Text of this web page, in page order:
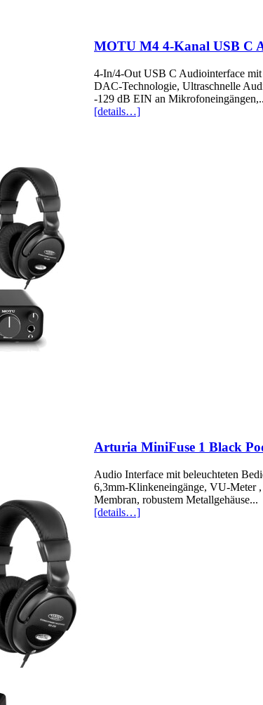
MOTU M4 4-Kanal USB C
4-In/4-Out USB C Audiointerface
DAC-Technologie, Ultraschnelle
-129 dB EIN an
[details…]
Arturia MiniFuse 1 Black
Audio Interface mit beleuchteten
6,3mm-Klinkeneingänge, VU-Meter
Membran, robustem Metallgehäuse...
[details…]